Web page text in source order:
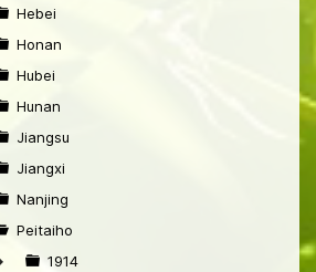
Hebei
Honan
Hubei
Hunan
Jiangsu
Jiangxi
Nanjing
Peitaiho
1914